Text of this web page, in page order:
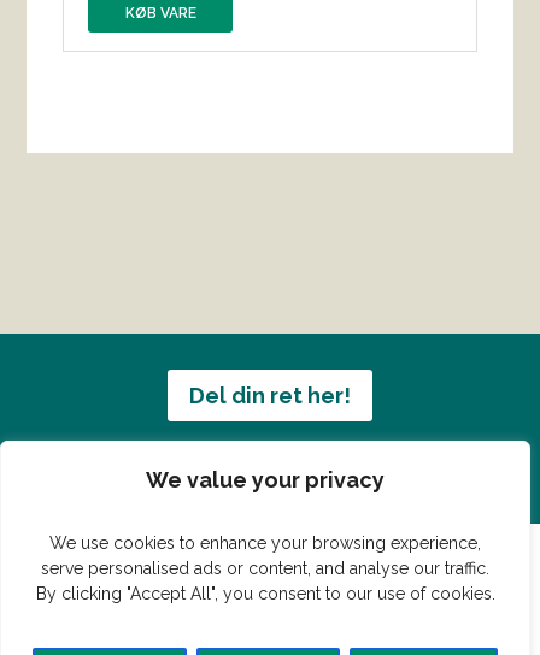
We value your privacy
We use cookies to enhance your browsing experience,
serve personalised ads or content, and analyse our traffic.
By clicking "Accept All", you consent to our use of cookies.
KØB VARE
Del din ret her!
Har du en konge ret du vil dele?
© Vildmedmad.dk 2019. God og nem mad!